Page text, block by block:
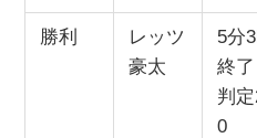
勝利
レッツ
豪太
5分
終了
判
0